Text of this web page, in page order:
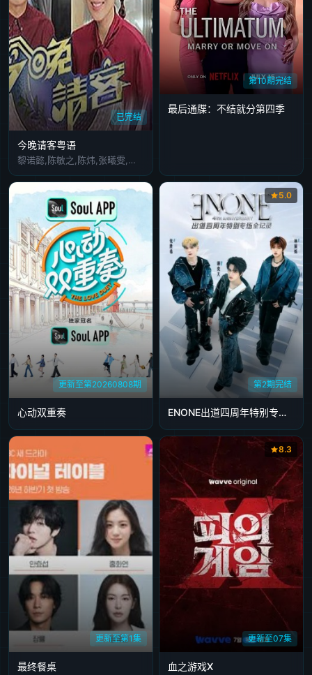
已完结
今晚请客粤语
黎诺懿,陈敏之,陈炜,张曦雯,龚嘉欣,王敏奕
第10期完结
最后通牒：不结就分第四季
更新至第20260808期
心动双重奏
第2期完结
5.0
ENONE出道四周年特别专场全记录
更新至第1集
最终餐桌
更新至07集
8.3
血之游戏X